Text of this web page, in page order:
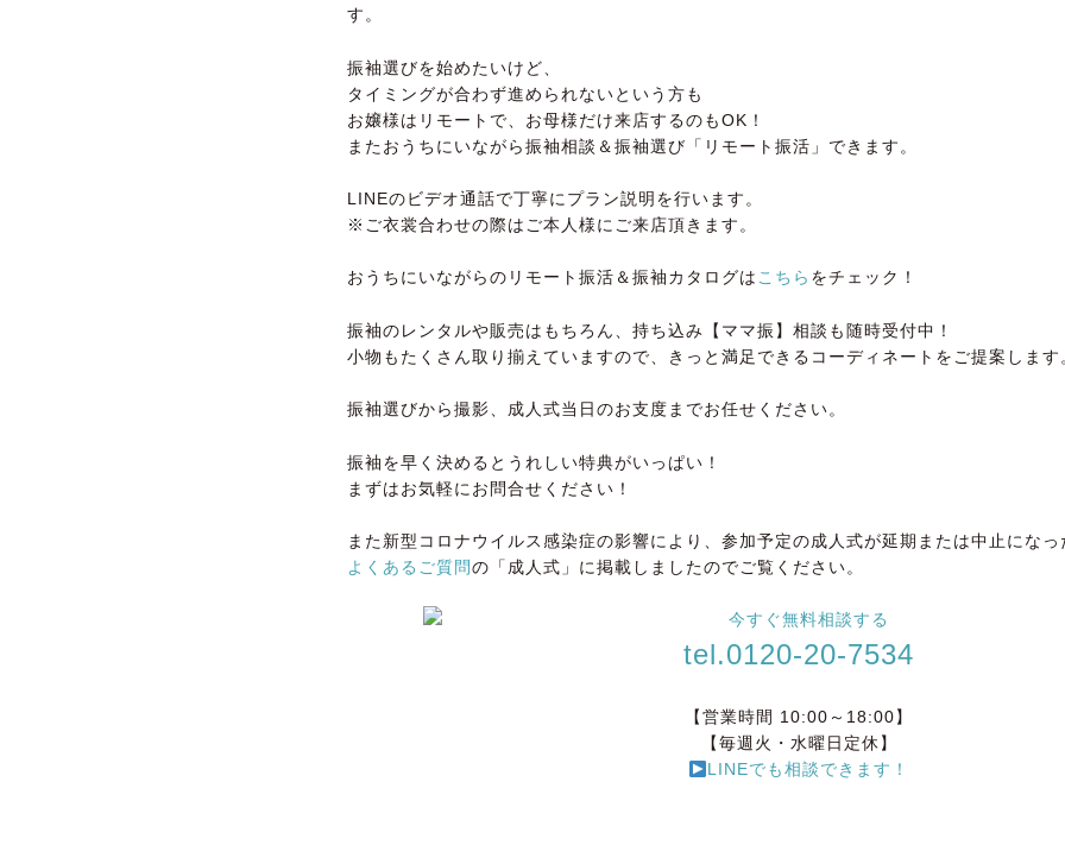
す。
振袖選びを始めたいけど、
タイミングが合わず進められないという方も
お嬢様はリモートで、お母様だけ来店するのもOK！
またおうちにいながら振袖相談＆振袖選び「リモート振活」できます。
LINEのビデオ通話で丁寧にプラン説明を行います。
※ご衣裳合わせの際はご本人様にご来店頂きます。
おうちにいながらのリモート振活＆振袖カタログはこちら をチェック！
振袖のレンタルや販売はもちろん、持ち込み【ママ振】相談も随時受付中！
小物もたくさん取り揃えていますので、きっと満足できるコーディネートをご提案します
振袖選びから撮影、成人式当日のお支度までお任せください。
振袖を早く決めるとうれしい特典がいっぱい！
まずはお気軽にお問合せください！
また新型コロナウイルス感染症の影響により、参加予定の成人式が延期または中止にな
よくあるご質問の「成人式」に掲載しましたのでご覧ください。
tel.0120-20-7534
【営業時間 10:00～18:00】
【毎週火・水曜日定休】
LINEでも相談できます！